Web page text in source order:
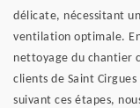
délicate, nécessitant
ventilation optimale.
nettoyage du chantier
clients de Saint
suivant ces étapes,